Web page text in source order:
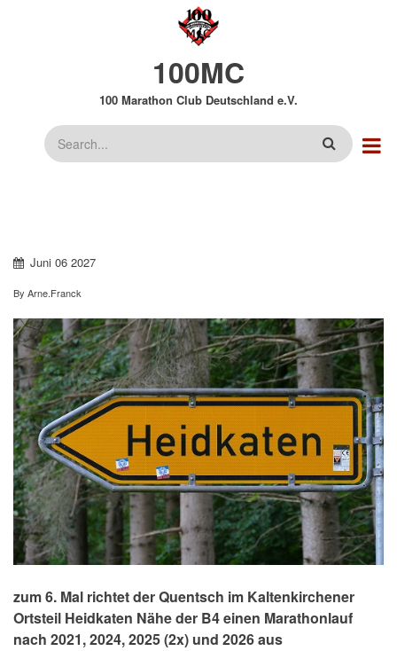
100MC
100 Marathon Club Deutschland e.V.
Suche
Juni 06 2027
By Arne.Franck
zum 6. Mal richtet der Quentsch im Kaltenkirchener
Ortsteil Heidkaten Nähe der B4 einen Marathonlauf
nach 2021, 2024, 2025 (2x) und 2026 aus